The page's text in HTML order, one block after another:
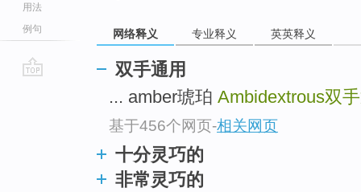
用法
例句
网络释义 专业释义 英英释义
双手通用
... amber琥珀 Ambidextrous双
基于456个网页-相关网页
十分灵巧的
非常灵巧的